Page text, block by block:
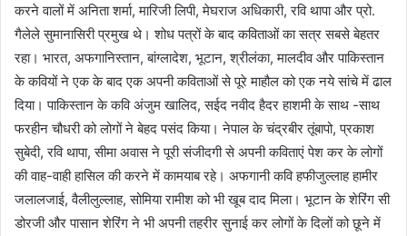
करने वालों में अनिता शर्मा, मारिजी लिपी, मेघराज अधिकारी, रवि थापा और प्रो.
गैलेले सुमानासिरी प्रमुख थे। शोध पत्रों के बाद कविताओं का सत्र सबसे बेहतर
रहा। भारत, अफगानिस्तान, बांग्लादेश, भूटान, श्रीलंका, मालदीव और पाकिस्तान
के कवियों ने एक के बाद एक अपनी कविताओं से पूरे माहौल को एक नये सांचे में ढाल
दिया। पाकिस्तान के कवि अंजुम खालिद, सईद नवीद हैदर हाशमी के साथ -साथ
फरहीन चौधरी को लोगों ने बेहद पसंद किया। नेपाल के चंद्रबीर तूंबापो, प्रकाश
सुबेदी, रवि थापा, सीमा अवास ने पूरी संजीदगी से अपनी कविताएं पेश कर के लोगों
की वाह-वाही हासिल की करने में कामयाब रहे। अफगानी कवि हफीजुल्लाह हामीर
जलालजाई, वैलीलुल्लाह, सोमिया रामीश को भी खूब दाद मिला। भूटान के शेरिंग सी
डोरजी और पासान शेरिंग ने भी अपनी तहरीर सुनाई कर लोगों के दिलों को छूने में